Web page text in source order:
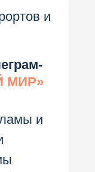
и
МИР»
и